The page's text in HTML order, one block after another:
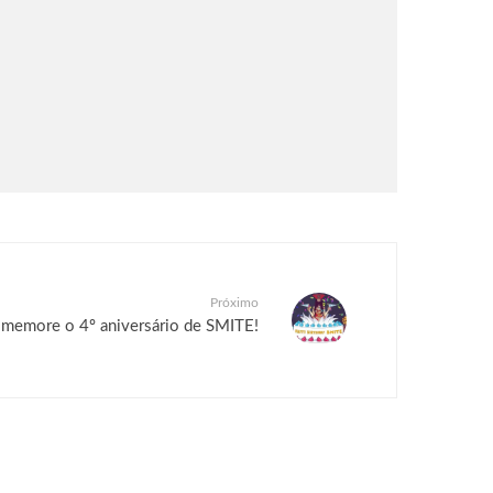
Próximo
o 4º aniversário de SMITE!